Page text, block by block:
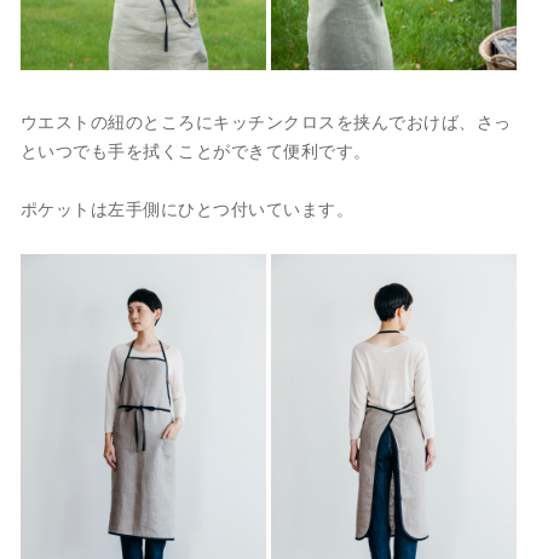
ウエストの紐のところにキッチンクロスを挟んでおけば、さっ
といつでも手を拭くことができて便利です。
ポケットは左手側にひとつ付いています。